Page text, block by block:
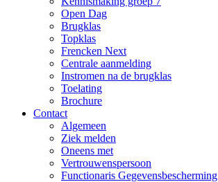
Open Dag
Brugklas
Topklas
Frencken Next
Centrale aanmelding
Instromen na de brugklas
Toelating
Brochure
Contact
Algemeen
Ziek melden
Oneens met
Vertrouwenspersoon
Functionaris Gegevensbescherming